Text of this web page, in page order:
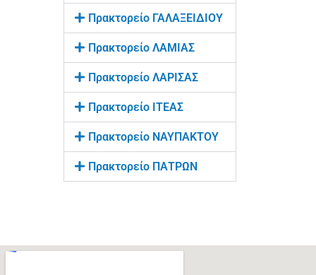
Πρακτορείο ΓΑΛΑΞΕΙΔΙΟΥ
Πρακτορείο ΛΑΜΙΑΣ
Πρακτορείο ΛΑΡΙΣΑΣ
Πρακτορείο ΙΤΕΑΣ
Πρακτορείο ΝΑΥΠΑΚΤΟΥ
Πρακτορείο ΠΑΤΡΩΝ